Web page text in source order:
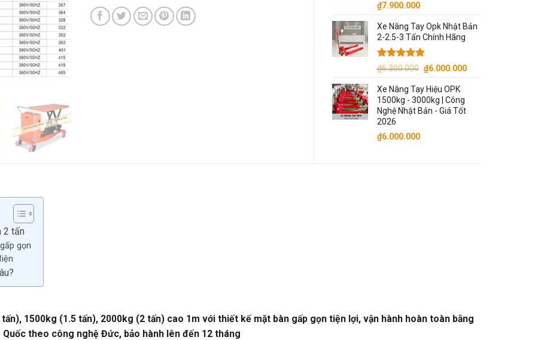
₫7.900.000
Xe Nâng Tay Opk Nhật Bản
2-2.5-3 Tấn Chính Hãng
Được xếp
5 sao
₫6.300.000 Giá
là:
₫6.300.000.
₫6.000.000Giá
₫6.000.000.
Xe Nâng Tay Hiệu OPK
1500kg - 3000kg | Công
Nghệ Nhật Bản - Giá Tốt
2026
₫6.000.000
2 tấn
gọn
1500kg (1.5 tấn), 2000kg (2 tấn) cao 1m với thiết kế mặt bàn gấp gọn tiện lợi, vận hành hoàn toàn bằng
theo công nghệ Đức, bảo hành lên đến 12 tháng